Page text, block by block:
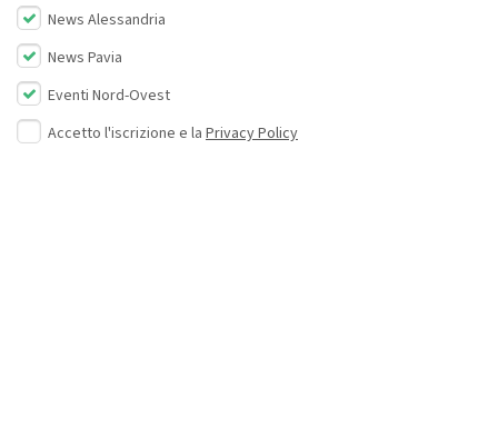
News Alessandria
News Pavia
Eventi Nord-Ovest
Accetto l'iscrizione e la Privacy Policy